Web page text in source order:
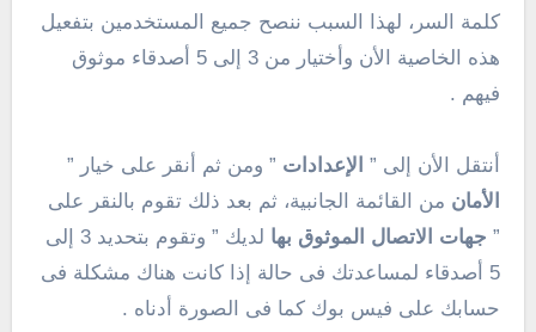
كلمة السر، لهذا السبب ننصح جميع المستخدمين بتفعيل
هذه الخاصية الأن وأختيار من 3 إلى 5 أصدقاء موثوق
فيهم .
أنتقل الأن إلى ” الإعدادات ” ومن ثم أنقر على خيار ”
الأمان من القائمة الجانبية، ثم بعد ذلك تقوم بالنقر على
” جهات الاتصال الموثوق بها
لديك ” وتقوم بتحديد 3 إلى
5 أصدقاء لمساعدتك فى حالة إذا كانت هناك مشكلة فى
حسابك على فيس بوك كما فى الصورة أدناه .